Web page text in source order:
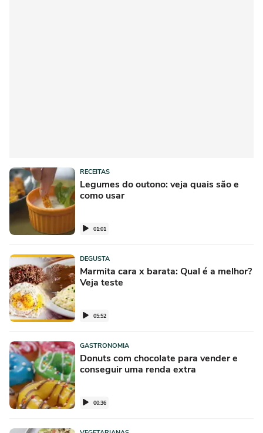
RECEITAS
Legumes do outono: veja quais são e
como usar
01:01
DEGUSTA
Marmita cara x barata: Qual é a melhor?
Veja teste
05:52
GASTRONOMIA
Donuts com chocolate para vender e
conseguir uma renda extra
00:36